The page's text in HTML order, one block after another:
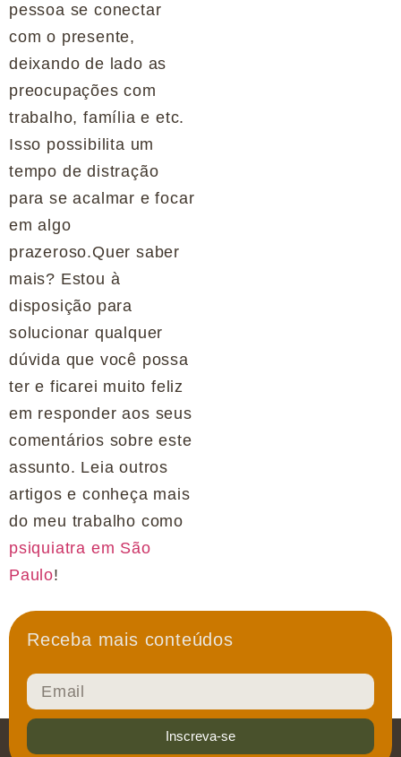
pessoa se conectar
com o presente,
deixando de lado as
preocupações com
trabalho, família e etc.
Isso possibilita um
tempo de distração
para se acalmar e focar
em algo
prazeroso.Quer saber
mais? Estou à
disposição para
solucionar qualquer
dúvida que você possa
ter e ficarei muito feliz
em responder aos seus
comentários sobre este
assunto. Leia outros
artigos e conheça mais
do meu trabalho como
psiquiatra em São
Paulo!
Receba mais conteúdos
Inscreva-se